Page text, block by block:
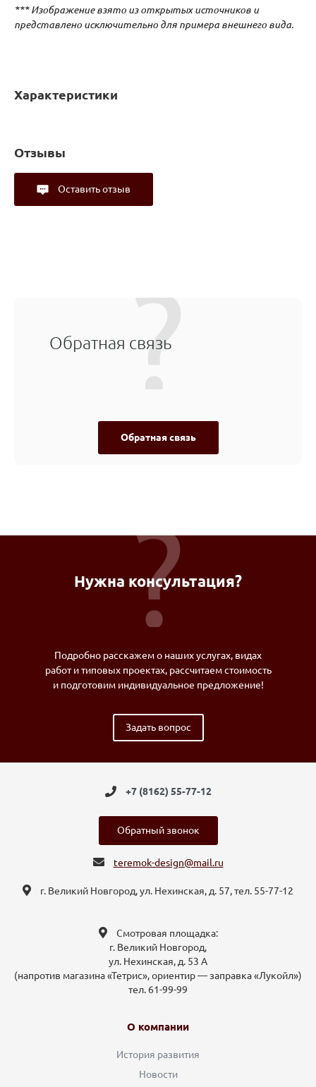
*** Изображение взято из открытых источников и
представлено исключительно для примера внешнего вида.
Характеристики
Отзывы
Оставить отзыв
Обратная связь
Обратная связь
Нужна консультация?
Подробно расскажем о наших услугах, видах
работ и типовых проектах, рассчитаем стоимость
и подготовим индивидуальное предложение!
Задать вопрос
+7 (8162) 55-77-12
Обратный звонок
teremok-design@mail.ru
г. Великий Новгород, ул. Нехинская, д. 57, тел. 55-77-12
Смотровая площадка:
г. Великий Новгород,
ул. Нехинская, д. 53 А
(напротив магазина «Тетрис», ориентир — заправка «Лукойл»)
тел. 61-99-99
О компании
История развития
Новости